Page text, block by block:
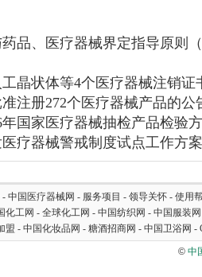
品、医疗器械界定指导原则
晶状体等4个医疗器械注销证
注册272个医疗器械产品的公
年国家医疗器械抽检产品检验
疗器械警戒制度试点工作方案
- 中国医疗器械网 - 服务项目 - 领导关怀 - 使用
化工网 - 全球化工网 - 中国纺织网 - 中国服装网
盟 - 中国化妆品网 - 糖酒招商网 - 中国卫浴网 -
© 中